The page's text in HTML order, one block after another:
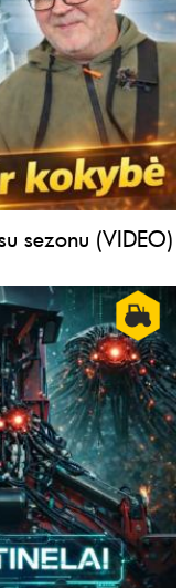
sezonu (VIDEO)